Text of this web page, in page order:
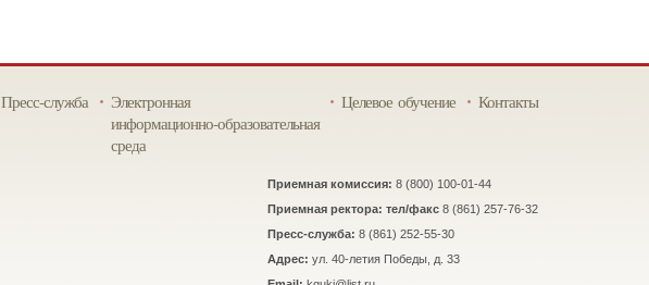
Пресс-служба
Электронная
информационно-образовательная
среда
Целевое обучение Контакты
Приемная комиссия: 8 (800) 100-01-44
Приемная ректора: тел/факс 8 (861) 257-76-32
Пресс-служба: 8 (861) 252-55-30
Адрес: ул. 40-летия Победы, д. 33